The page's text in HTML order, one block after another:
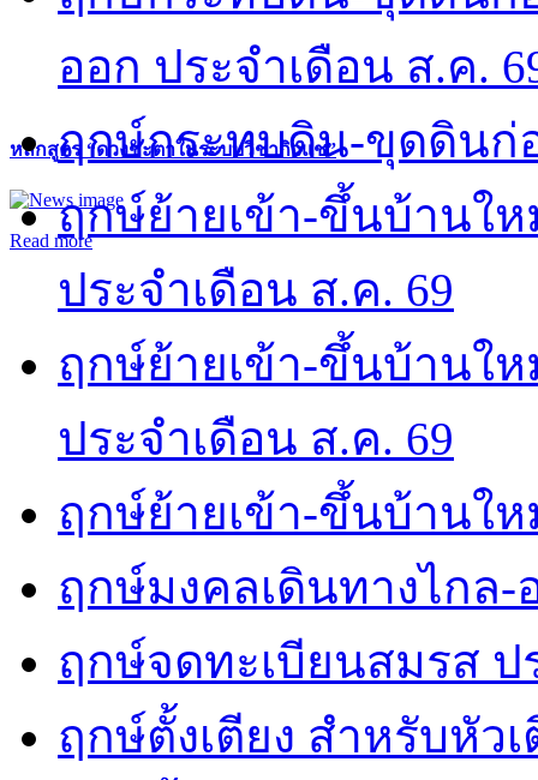
หลักสูตร “ดวงชะตาในระบบวิชากิวแช”
Read more
ออก ประจำเดือน ส.ค.
ฤกษ์กระทบดิน-ขุดดินก่
ฤกษ์ย้ายเข้า-ขึ้นบ้านใ
ประจำเดือน ส.ค. 69
ฤกษ์ย้ายเข้า-ขึ้นบ้านใ
ประจำเดือน ส.ค. 69
ฤกษ์ย้ายเข้า-ขึ้นบ้านให
ฤกษ์มงคลเดินทางไกล-
ฤกษ์จดทะเบียนสมรส ป
ฤกษ์ตั้งเตียง สำหรับหัว